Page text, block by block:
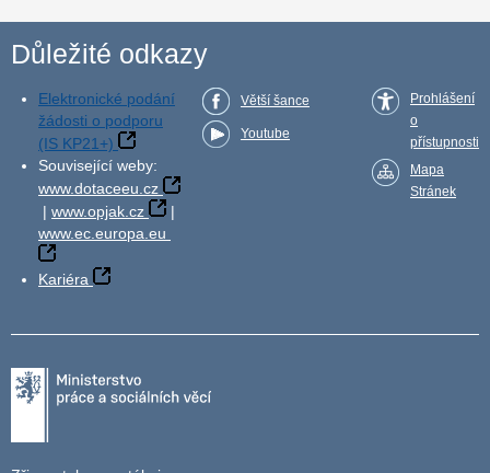
Důležité odkazy
Elektronické podání
žádosti o podporu
(IS KP21+)
Související weby:
www.dotaceeu.cz
| www.opjak.cz
|
www.ec.europa.eu
Kariéra
Větší šance
Youtube
Prohlášení
o
přístupnosti
Mapa
Stránek